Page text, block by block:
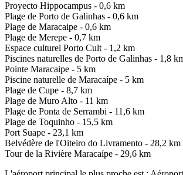
Proyecto Hippocampus - 0,6 km
Plage de Porto de Galinhas - 0,6 km
Plage de Maracaipe - 0,6 km
Plage de Merepe - 0,7 km
Espace culturel Porto Cult - 1,2 km
Piscines naturelles de Porto de Galinhas - 1,8
Pointe Maracaipe - 5 km
Piscine naturelle de Maracaípe - 5 km
Plage de Cupe - 8,7 km
Plage de Muro Alto - 11 km
Plage de Ponta de Serrambi - 11,6 km
Plage de Toquinho - 15,5 km
Port Suape - 23,1 km
Belvédère de l'Oiteiro do Livramento - 28,2 km
Tour de la Rivière Maracaípe - 29,6 km